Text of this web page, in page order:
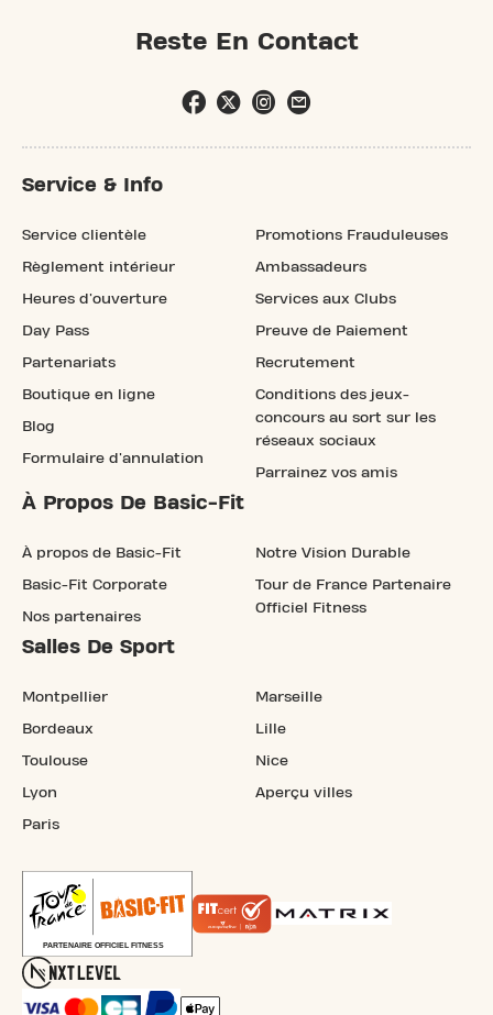
Reste En Contact
Service & Info
Service clientèle
Règlement intérieur
Heures d'ouverture
Day Pass
Partenariats
Boutique en ligne
Blog
Formulaire d'annulation
Promotions Frauduleuses
Ambassadeurs
Services aux Clubs
Preuve de Paiement
Recrutement
Conditions des jeux-
concours au sort sur les
réseaux sociaux
Parrainez vos amis
À Propos De Basic-Fit
À propos de Basic-Fit
Basic-Fit Corporate
Nos partenaires
Notre Vision Durable
Tour de France Partenaire
Officiel Fitness
Salles De Sport
Montpellier
Bordeaux
Toulouse
Lyon
Paris
Marseille
Lille
Nice
Aperçu villes